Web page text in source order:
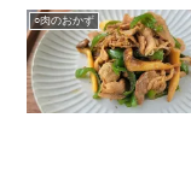
○肉のおかず